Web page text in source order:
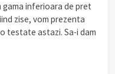
inferioara de pret
zise, vom prezenta
testate astazi. Sa-i dam